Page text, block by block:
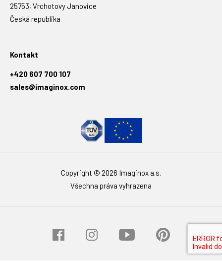
25753, Vrchotovy Janovice
Česká republika
Kontakt
+420 607 700 107
sales@imaginox.com
Copyright © 2026 Imaginox a.s.
Všechna práva vyhrazena